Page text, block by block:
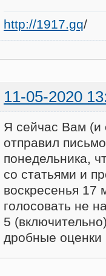
http://1917.gq/
11-05-2020
Я сейчас Вам (и
отправил
понедельника,
со статьями и
воскресенья 17
голосовать не
5
дробные оценки